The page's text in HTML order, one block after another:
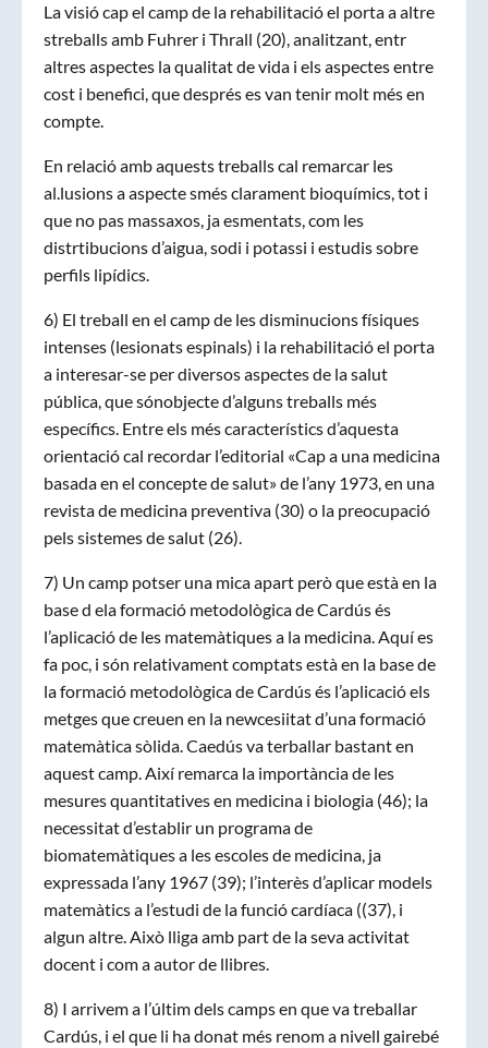
La visió cap el camp de la rehabilitació el porta a altre
streballs amb Fuhrer i Thrall (20), analitzant, entr
altres aspectes la qualitat de vida i els aspectes entre
cost i benefici, que després es van tenir molt més en
compte.
En relació amb aquests treballs cal remarcar les
al.lusions a aspecte smés clarament bioquímics, tot i
que no pas massaxos, ja esmentats, com les
distrtibucions d’aigua, sodi i potassi i estudis sobre
perfils lipídics.
6) El treball en el camp de les disminucions físiques
intenses (lesionats espinals) i la rehabilitació el porta
a interesar-se per diversos aspectes de la salut
pública, que sónobjecte d’alguns treballs més
específics. Entre els més característics d’aquesta
orientació cal recordar l’editorial «Cap a una medicina
basada en el concepte de salut» de l’any 1973, en una
revista de medicina preventiva (30) o la preocupació
pels sistemes de salut (26).
7) Un camp potser una mica apart però que està en la
base d ela formació metodològica de Cardús és
l’aplicació de les matemàtiques a la medicina. Aquí es
fa poc, i són relativament comptats està en la base de
la formació metodològica de Cardús és l’aplicació els
metges que creuen en la newcesiitat d’una formació
matemàtica sòlida. Caedús va terballar bastant en
aquest camp. Així remarca la importància de les
mesures quantitatives en medicina i biologia (46); la
necessitat d’establir un programa de
biomatemàtiques a les escoles de medicina, ja
expressada l’any 1967 (39); l’interès d’aplicar models
matemàtics a l’estudi de la funció cardíaca ((37), i
algun altre. Això lliga amb part de la seva activitat
docent i com a autor de llibres.
8) I arrivem a l’últim dels camps en que va treballar
Cardús, i el que li ha donat més renom a nivell gairebé